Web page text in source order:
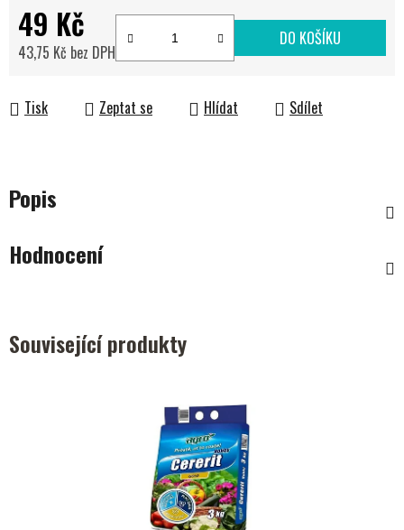
49 Kč
43,75 Kč bez DPH
DO KOŠÍKU
Tisk Zeptat se Hlídat Sdílet
Popis
Hodnocení
Související produkty